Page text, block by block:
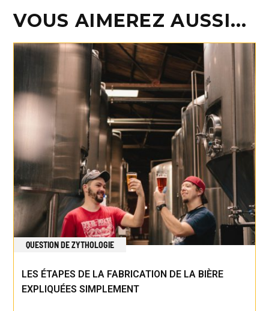
VOUS AIMEREZ AUSSI...
QUESTION DE ZYTHOLOGIE
LES ÉTAPES DE LA FABRICATION DE LA BIÈRE
EXPLIQUÉES SIMPLEMENT